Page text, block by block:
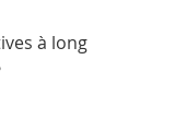
à long